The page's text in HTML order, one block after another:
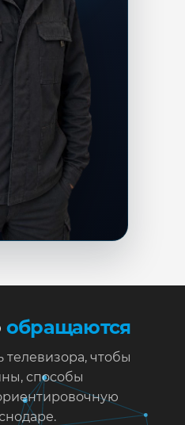
обращаются
чтобы
способы